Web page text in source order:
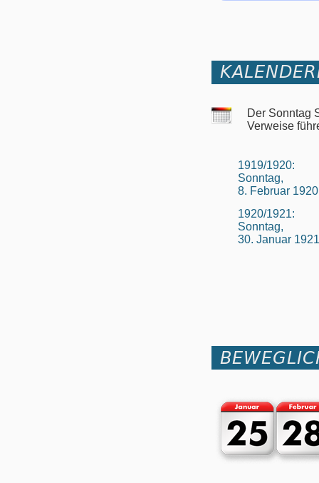
Der Sonntag
Verweise
1919/1920:
Sonntag,
8. Februar 1920
1920/1921:
Sonntag,
30. Januar 1921